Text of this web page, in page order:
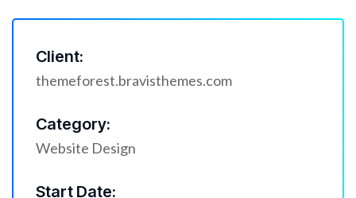
Client:
themeforest.bravisthemes.com
Category:
Website Design
Start Date: